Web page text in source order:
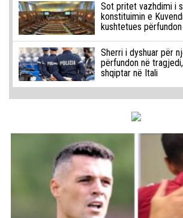
Sot pritet vazhdimi i
konstituimin e
kushtetues
Sherri i dyshuar për
përfundon në
shqiptar në Itali